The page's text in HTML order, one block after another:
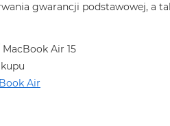
gwarancji podstawowej, a
Air 15
Air